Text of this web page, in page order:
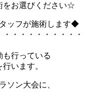
をお選びください☆
ッフが施術します◆
・・・・・・・・・
行っている
います。
ソン大会に、